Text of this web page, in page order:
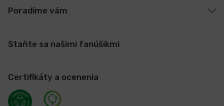
Poradíme vám
Staňte sa našimi fanúšikmi
Certifikáty a ocenenia